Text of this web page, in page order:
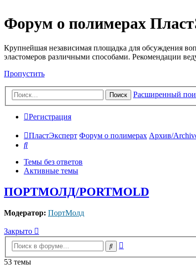
Форум о полимерах
Крупнейшая независимая площадка для обсуждения
эластомеров различными способами. Рекомендации
Пропустить
Поиск Расширенный
Регистрация
ПластЭксперт Форум о полимерах Архив/
Поиск
Темы без ответов
Активные темы
ПОРТМОЛД/PORTMOLD
Модератор: ПортМолд
Закрыто
Поиск
53 темы